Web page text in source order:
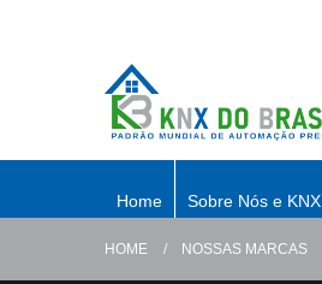
Home Sobre Nós e KNX
HOME NOSSAS MARCAS